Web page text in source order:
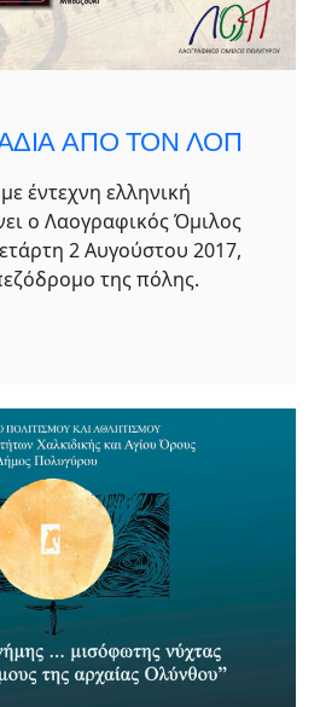
ΑΠΟ ΤΟΝ ΛΟΠ
έντεχνη ελληνική
ο Λαογραφικός Όμιλος
2 Αυγούστου 2017,
της πόλης.